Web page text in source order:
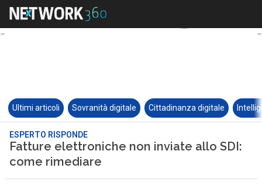
Ultimi articoli Sovranità digitale Cittadinanza digitale
ESPERTO RISPONDE
Fatture elettroniche non inviate allo SDI:
come rimediare